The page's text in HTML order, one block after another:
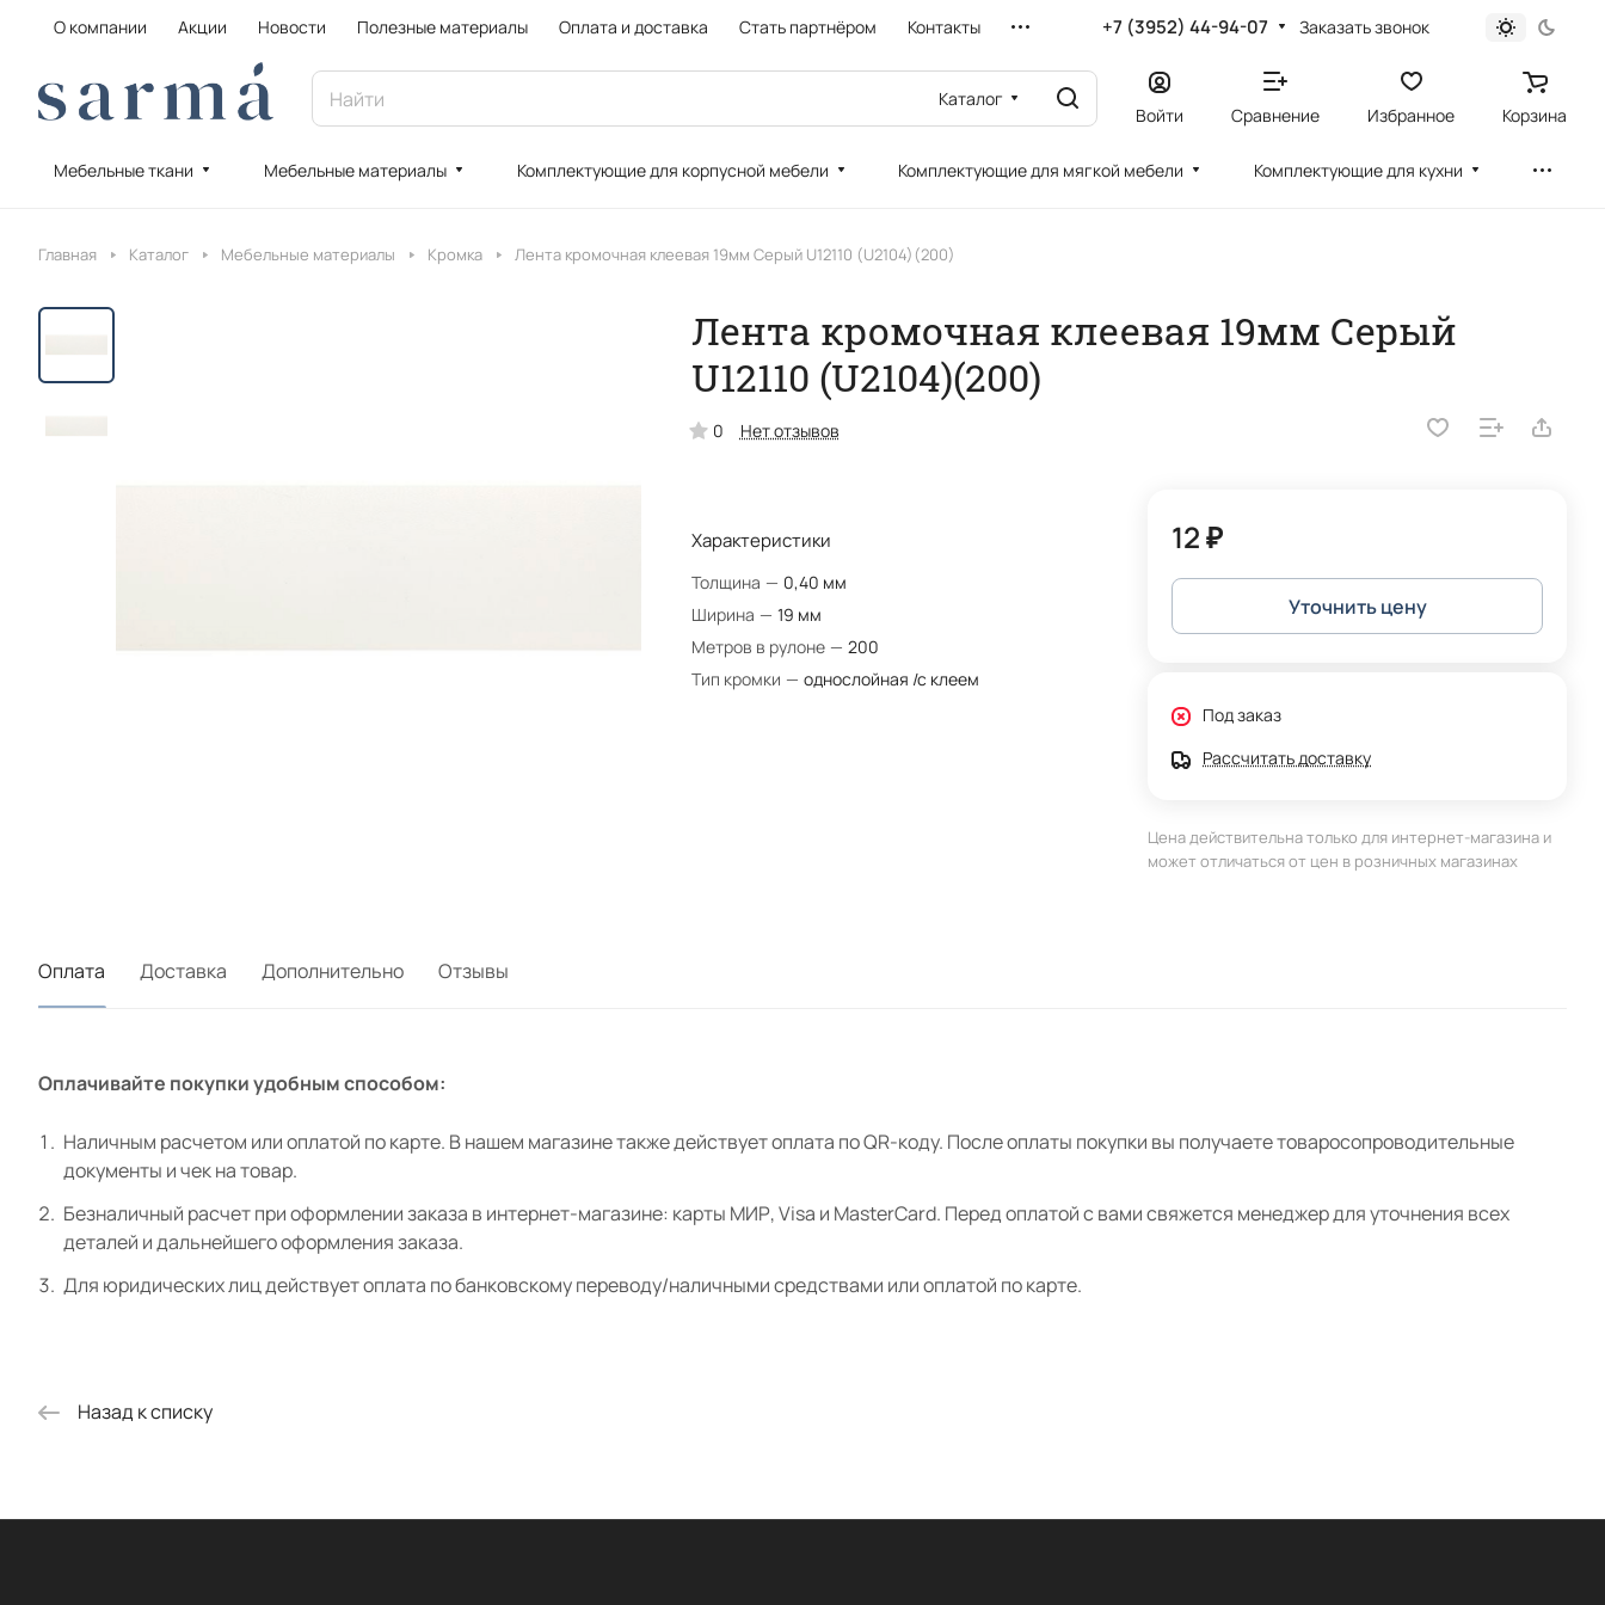
О компании Акции Новости Полезные материалы Оплата и доставка Стать партнёром Контакты +7 (3952) 44-94-07 Заказать звонок
Каталог
Войти Сравнение Избранное Корзина
Мебельные ткани Мебельные материалы Комплектующие для корпусной мебели Комплектующие для мягкой мебели Комплектующие для кухни
Главная Каталог Мебельные материалы Кромка Лента кромочная клеевая 19мм Серый U12110 (U2104)(200)
Лента кромочная клеевая 19мм Серый
U12110 (U2104)(200)
0 Нет отзывов
Характеристики
Толщина — 0,40 мм
Ширина — 19 мм
Метров в рулоне — 200
Тип кромки — однослойная /с клеем
12 ₽
Уточнить цену
Под заказ
Рассчитать доставку
Цена действительна только для интернет-магазина и
может отличаться от цен в розничных магазинах
Оплата Доставка Дополнительно Отзывы
Оплачивайте покупки удобным способом:
Наличным расчетом или оплатой по карте. В нашем магазине также действует оплата по QR-коду. После оплаты покупки вы получаете товаросопроводительные
документы и чек на товар.
Безналичный расчет при оформлении заказа в интернет-магазине: карты МИР, Visa и MasterCard. Перед оплатой с вами свяжется менеджер для уточнения всех
деталей и дальнейшего оформления заказа.
Для юридических лиц действует оплата по банковскому переводу/наличными средствами или оплатой по карте.
Назад к списку